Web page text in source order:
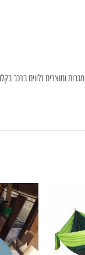
ומוצרים נלווים ברכב